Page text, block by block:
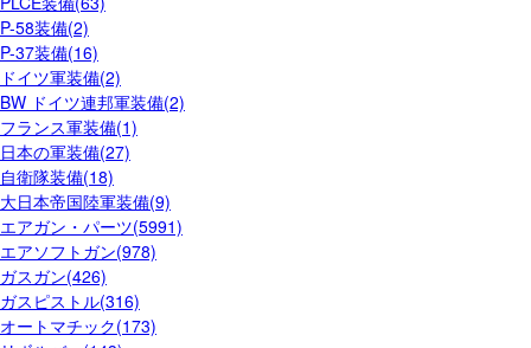
P-58装備(2)
P-37装備(16)
ドイツ軍装備(2)
BW ドイツ連邦軍装備(2)
フランス軍装備(1)
日本の軍装備(27)
自衛隊装備(18)
大日本帝国陸軍装備(9)
エアガン・パーツ(5991)
エアソフトガン(978)
ガスガン(426)
ガスピストル(316)
オートマチック(173)